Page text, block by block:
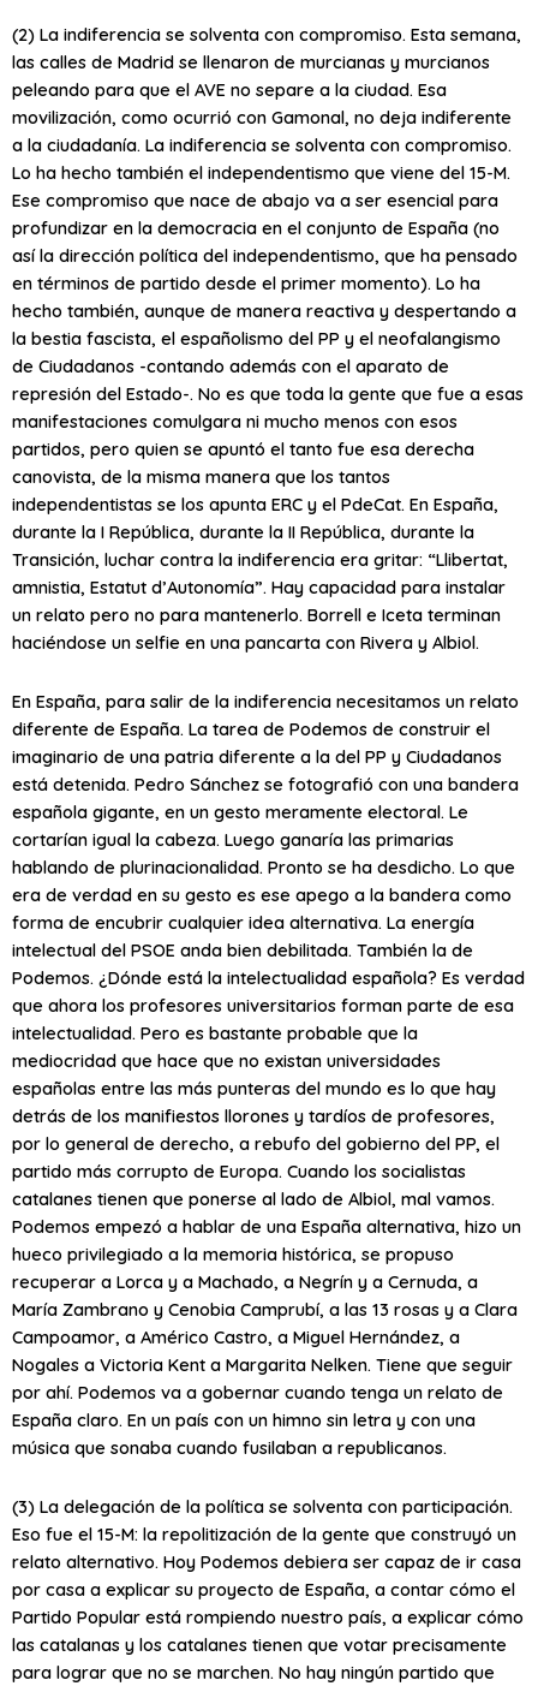
(2) La indiferencia se solventa con compromiso. Esta semana,
las calles de Madrid se llenaron de murcianas y murcianos
peleando para que el AVE no separe a la ciudad. Esa
movilización, como ocurrió con Gamonal, no deja indiferente
a la ciudadanía. La indiferencia se solventa con compromiso.
Lo ha hecho también el independentismo que viene del 15-M.
Ese compromiso que nace de abajo va a ser esencial para
profundizar en la democracia en el conjunto de España (no
así la dirección política del independentismo, que ha pensado
en términos de partido desde el primer momento). Lo ha
hecho también, aunque de manera reactiva y despertando a
la bestia fascista, el españolismo del PP y el neofalangismo
de Ciudadanos -contando además con el aparato de
represión del Estado-. No es que toda la gente que fue a esas
manifestaciones comulgara ni mucho menos con esos
partidos, pero quien se apuntó el tanto fue esa derecha
canovista, de la misma manera que los tantos
independentistas se los apunta ERC y el PdeCat. En España,
durante la I República, durante la II República, durante la
Transición, luchar contra la indiferencia era gritar: “Llibertat,
amnistia, Estatut d’Autonomía”. Hay capacidad para instalar
un relato pero no para mantenerlo. Borrell e Iceta terminan
haciéndose un selfie en una pancarta con Rivera y Albiol.
En España, para salir de la indiferencia necesitamos un relato
diferente de España. La tarea de Podemos de construir el
imaginario de una patria diferente a la del PP y Ciudadanos
está detenida. Pedro Sánchez se fotografió con una bandera
española gigante, en un gesto meramente electoral. Le
cortarían igual la cabeza. Luego ganaría las primarias
hablando de plurinacionalidad. Pronto se ha desdicho. Lo que
era de verdad en su gesto es ese apego a la bandera como
forma de encubrir cualquier idea alternativa. La energía
intelectual del PSOE anda bien debilitada. También la de
Podemos. ¿Dónde está la intelectualidad española? Es verdad
que ahora los profesores universitarios forman parte de esa
intelectualidad. Pero es bastante probable que la
mediocridad que hace que no existan universidades
españolas entre las más punteras del mundo es lo que hay
detrás de los manifiestos llorones y tardíos de profesores,
por lo general de derecho, a rebufo del gobierno del PP, el
partido más corrupto de Europa. Cuando los socialistas
catalanes tienen que ponerse al lado de Albiol, mal vamos.
Podemos empezó a hablar de una España alternativa, hizo un
hueco privilegiado a la memoria histórica, se propuso
recuperar a Lorca y a Machado, a Negrín y a Cernuda, a
María Zambrano y Cenobia Camprubí, a las 13 rosas y a Clara
Campoamor, a Américo Castro, a Miguel Hernández, a
Nogales a Victoria Kent a Margarita Nelken. Tiene que seguir
por ahí. Podemos va a gobernar cuando tenga un relato de
España claro. En un país con un himno sin letra y con una
música que sonaba cuando fusilaban a republicanos.
(3) La delegación de la política se solventa con participación.
Eso fue el 15-M: la repolitización de la gente que construyó un
relato alternativo. Hoy Podemos debiera ser capaz de ir casa
por casa a explicar su proyecto de España, a contar cómo el
Partido Popular está rompiendo nuestro país, a explicar cómo
las catalanas y los catalanes tienen que votar precisamente
para lograr que no se marchen. No hay ningún partido que